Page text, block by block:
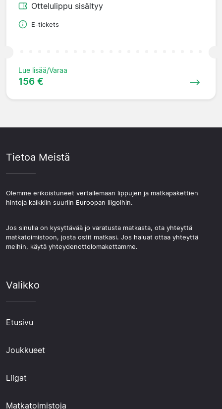
Ottelulippu sisältyy
E-tickets
Lue lisää/Varaa
156 €
Tietoa Meistä
Olemme erikoistuneet vertailemaan lippujen ja matkapakettien
hintoja kaikkiin suuriin Euroopan liigoihin.
Jos sinulla on kysyttävää jo varatusta matkasta, ota yhteyttä
matkatoimistoon, josta ostit matkasi. Jos haluat ottaa yhteyttä
meihin, käytä yhteydenottolomakettamme.
Valikko
Etusivu
Joukkueet
Liigat
Matkatoimistoja